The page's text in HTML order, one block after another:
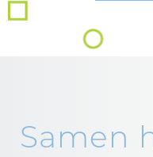
Samen